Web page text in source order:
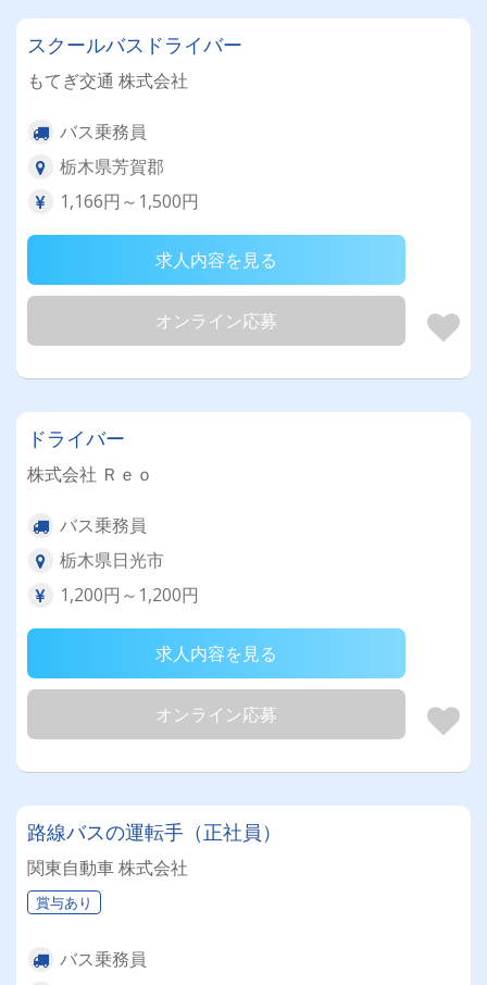
スクールバスドライバー
もてぎ交通 株式会社
バス乗務員
栃木県芳賀郡
1,166円～1,500円
求人内容を見る
オンライン応募
ドライバー
株式会社 Ｒｅｏ
バス乗務員
栃木県日光市
1,200円～1,200円
求人内容を見る
オンライン応募
路線バスの運転手（正社員）
関東自動車 株式会社
賞与あり
バス乗務員